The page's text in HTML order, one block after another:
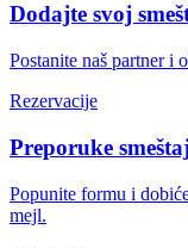
Dodajte svoj
Postanite naš partner i
Rezervacije
Preporuke
Popunite formu i
mejl.